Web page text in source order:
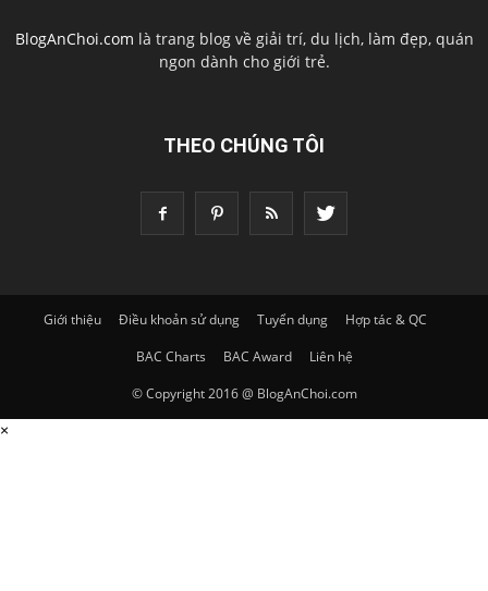
BlogAnChoi.com là trang blog về giải trí, du lịch, làm đẹp, quán
ngon dành cho giới trẻ.
THEO CHÚNG TÔI
Giới thiệu Điều khoản sử dụng Tuyển dụng
Hợp tác & QC
BAC Charts
BAC Award
Liên hệ
© Copyright 2016 @ BlogAnChoi.com
×